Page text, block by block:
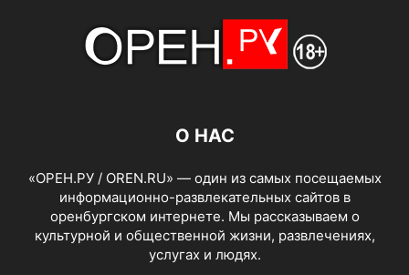
О НАС
«ОРЕН.РУ / OREN.RU» — один из самых посещаемых
информационно-развлекательных сайтов в
оренбургском интернете. Мы рассказываем о
культурной и общественной жизни, развлечениях,
услугах и людях.